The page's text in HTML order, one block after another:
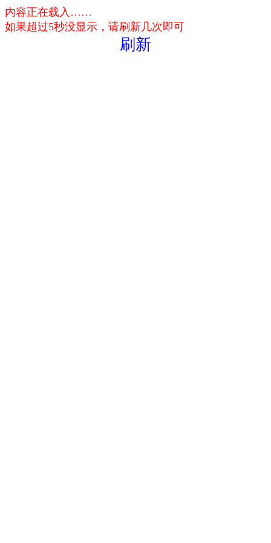
内容正在载入……
如果超过5秒没显示，请刷新几次即可
刷新